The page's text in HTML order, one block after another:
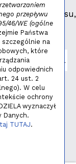
serwisu,
przepływu
46/WE (ogólne
Państwa
szczególnie na
które
odpowiednich
24 ust. 2
W celu
ochrony
wyznaczył
Danych.
TUTAJ.